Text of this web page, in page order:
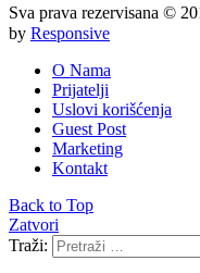
Sva prava rezervisana ©
by Responsive
O Nama
Prijatelji
Uslovi korišćenja
Guest Post
Marketing
Kontakt
Back to Top
Zatvori
Traži: